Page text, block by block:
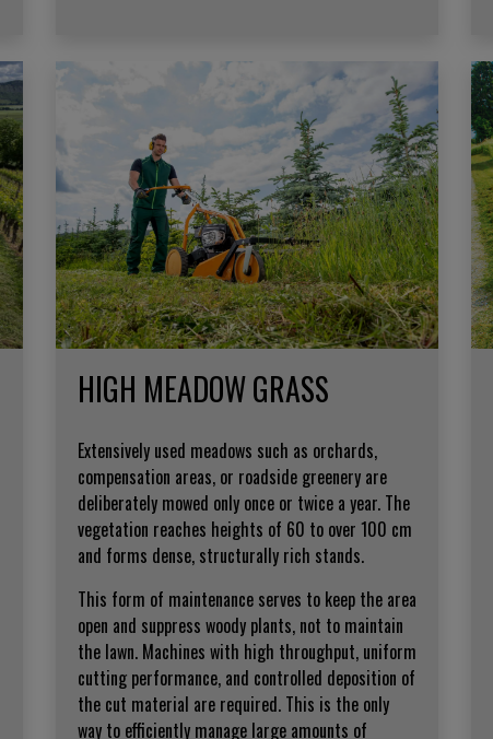
HIGH MEADOW GRASS
Extensively used meadows such as orchards,
compensation areas, or roadside greenery are
deliberately mowed only once or twice a year. The
vegetation reaches heights of 60 to over 100 cm
and forms dense, structurally rich stands.
This form of maintenance serves to keep the area
open and suppress woody plants, not to maintain
the lawn. Machines with high throughput, uniform
cutting performance, and controlled deposition of
the cut material are required. This is the only
way to efficiently manage large amounts of